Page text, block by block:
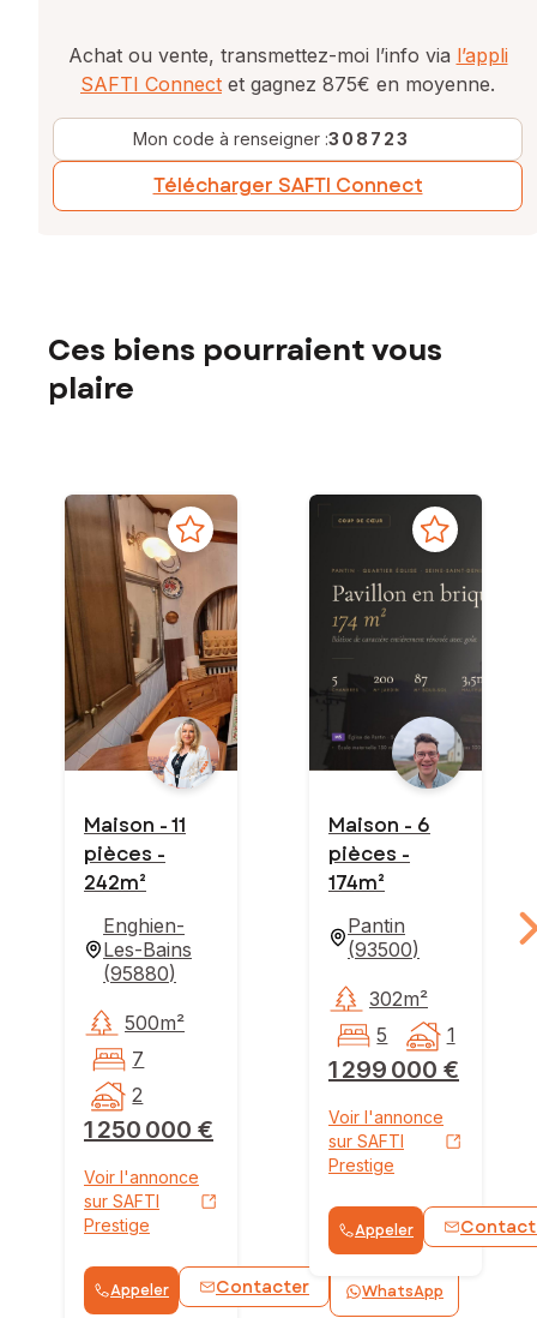
Achat ou vente, transmettez-moi l’info via l’appli
SAFTI Connect et gagnez 875€ en moyenne.
Mon code à renseigner :308723
Télécharger SAFTI Connect
Ces biens pourraient vous
plaire
Maison - 11
pièces -
242m²
Enghien-
Les-Bains
(95880)
1 250 000 €
500m²
7
2
Voir l'annonce
sur SAFTI
Prestige
Appeler Contacter WhatsApp
Maison - 6
pièces -
174m²
Pantin
(93500)
1 299 000 €
302m²
5
1
Voir l'annonce
sur SAFTI
Prestige
Appeler